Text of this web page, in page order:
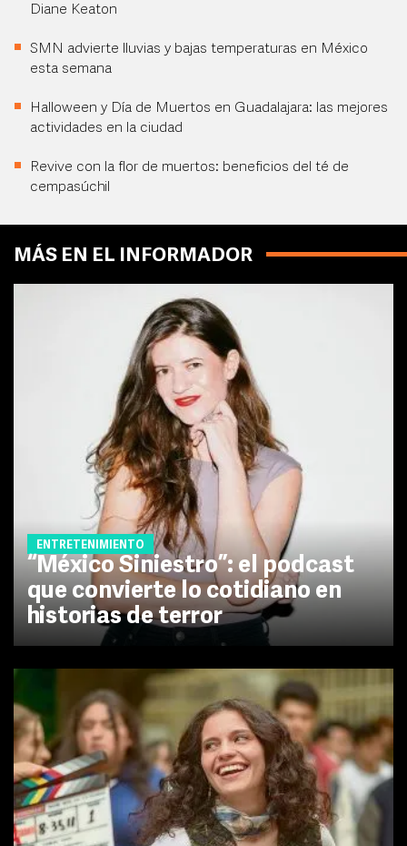
Diane Keaton
SMN advierte lluvias y bajas temperaturas en México
esta semana
Halloween y Día de Muertos en Guadalajara: las mejores
actividades en la ciudad
Revive con la flor de muertos: beneficios del té de
cempasúchil
MÁS EN EL INFORMADOR
ENTRETENIMIENTO
“México Siniestro”: el podcast
que convierte lo cotidiano en
historias de terror